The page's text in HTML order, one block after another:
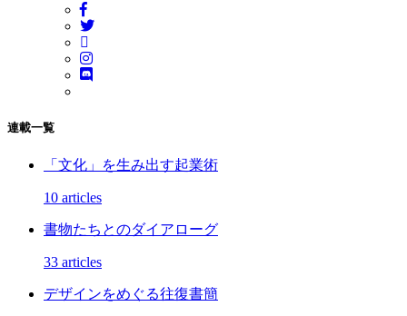
連載一覧
「文化」を生み出す起業術
10 articles
書物たちとのダイアローグ
33 articles
デザインをめぐる往復書簡